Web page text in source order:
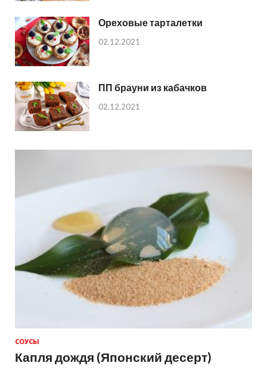
Ореховые тарталетки
02.12.2021
ПП брауни из кабачков
02.12.2021
СОУСЫ
Капля дождя (Японский десерт)